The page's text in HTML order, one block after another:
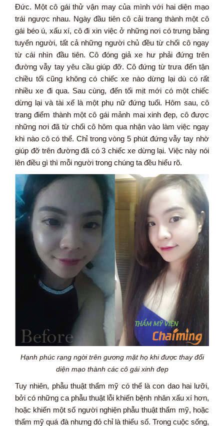
Đức. Một cô gái thử vận may của mình với hai diện mạo
trái ngược nhau. Ngày đầu tiên cô cải trang thành một cô
gái béo ú, xấu xí, cô đi xin việc ở những nơi có trưng bảng
tuyển người, tất cả những người chủ đều từ chối cô ngay
từ cái nhìn đầu tiên. Cô đóng giả xe hư phải đứng trên
đường vẫy tay yêu cầu giúp đỡ. Cô đứng từ trưa đến tận
chiều tối cũng không có chiếc xe nào dừng lại dù có rất
nhiều xe đi qua. Sau cùng, đến tối mịt mới có một chiếc
dừng lại và tài xế là một phụ nữ đứng tuổi. Hôm sau, cô
trang điểm thành một cô gái mảnh mai xinh đẹp, cô được
những nơi đã từ chối cô hôm qua nhận vào làm việc ngay
khi nào cô có thể. Chỉ trong vòng 5 phút đứng vẫy tay nhờ
giúp đỡ trên đường đã có 3 chiếc xe dừng lại. Việc này nói
lên điều gì thì mỗi người trong chúng ta đều hiểu rõ.
Hạnh phúc rạng ngời trên gương mặt họ khi được thay đổi
diện mạo thành các cô gái xinh đẹp
Tuy nhiên, phẫu thuật thẩm mỹ có thể là con dao hai lưỡi,
bởi có những ca phẫu thuật lỗi khiến bệnh nhân xấu xí hơn,
hoặc khiến một số người nghiện phẫu thuật thẩm mỹ, hoặc
thẩm mỹ quá đà nhưng đó chỉ là thiểu số. Trong cuộc sống,